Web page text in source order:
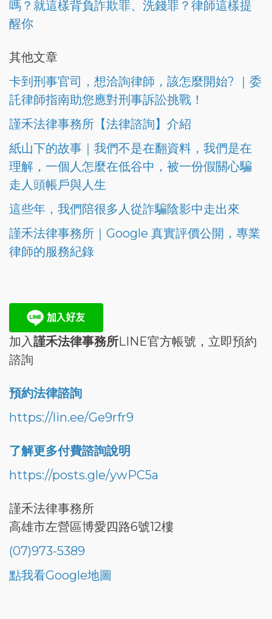
嗎？就這樣背負詐欺罪、洗錢罪？律師這樣提
醒你
其他文章
卡到刑事官司，想洽詢律師，該怎麼開始? ｜委
託律師指南助您應對刑事訴訟挑戰！
謹禾法律事務所【法律諮詢】介紹
紙山下的故事｜我們不是在翻資料，我們是在
理解，一個人怎麼在低谷中，被一份假關心騙
走人頭帳戶與人生
這些年，我們陪很多人從詐騙陰影中走出來
謹禾法律事務所｜Google 真實評價公開，專業
律師的服務紀錄
加入謹禾法律事務所LINE官方帳號，立即預約
諮詢
預約法律諮詢
https://lin.ee/Ge9rfr9
了解更多付費諮詢說明
https://posts.gle/ywPC5a
謹禾法律事務所
高雄市左營區博愛四路6號12樓
(07)973-5389
點我看Google地圖